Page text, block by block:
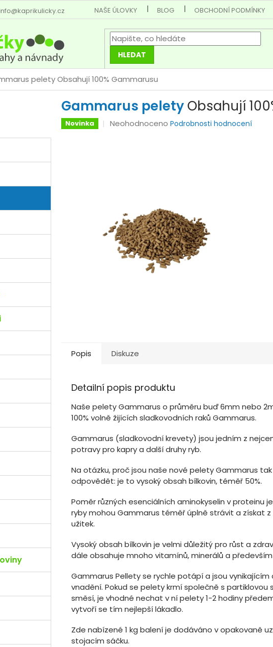
NAŠE ÚLOVKY BLOG OBCHODNÍ PODMÍNKY
HLEDAT
peletyObsahují 100% Gammarusu
Gammarus peletyObsahují
Novinka
Průměrné
Neohodnoceno Podrobnosti hodnocení
Popis Diskuze
Detailní popis produktu
Naše pelety Gammarus o průměru buď 6mm nebo
100% volně žijících sladkovodních raků Gammarus.
Gammarus (sladkovodní krevety) jsou jedním z
potravy pro kapry a další druhy ryb.
Na otázku, proč jsou naše nové pelety Gammarus
odpovědět: je to vysoký obsah bílkovin, téměř 50%.
Poměr různých esenciálních aminokyselin v proteinu
ryby mohou Gammarus téměř úplně strávit a získat z
užitek.
Vysoký obsah bílkovin je velmi důležitý pro růst a
dále obsahuje mnoho vitamínů, minerálů a
Gammarus Pellety se rychle potápí a jsou vynikajícím
vnadění. Pokud se pelety krmí společně s partiklovou
směsí, je vhodné nechat v ní pelety 1-2 hodiny
vytvoří se tím nejlepší lákadlo.
Zde nabízené 1 kg balení je dodáváno v opakovaně
stojacím sáčku.